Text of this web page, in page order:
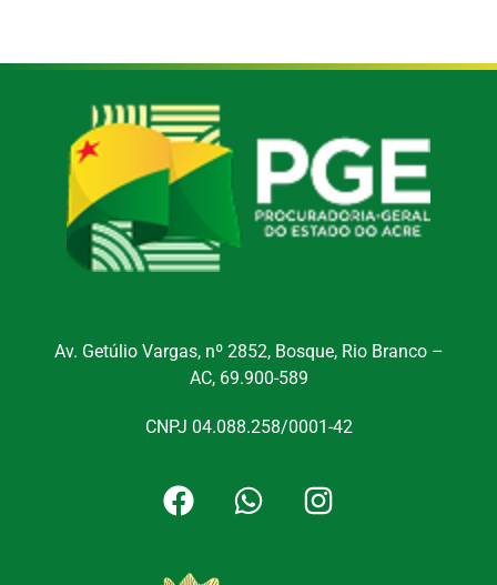
Av. Getúlio Vargas, nº 2852, Bosque, Rio Branco –
AC, 69.900-589
CNPJ 04.088.258/0001-42